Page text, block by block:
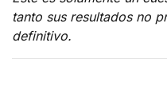
tanto sus resultados no
definitivo.